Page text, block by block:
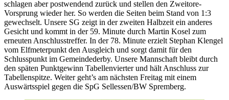
schlagen aber postwendend zurück und stellen den Zweitore-
Vorsprung wieder her. So werden die Seiten beim Stand von 1:3
gewechselt. Unsere SG zeigt in der zweiten Halbzeit ein anderes
Gesicht und kommt in der 59. Minute durch Martin Kosel zum
erneuten Anschlusstreffer. In der 78. Minute erzielt Stephan Klengel
vom Elfmeterpunkt den Ausgleich und sorgt damit für den
Schlusspunkt im Gemeindederby. Unsere Mannschaft bleibt durch
den späten Punktgewinn Tabellenvierter und hält Anschluss zur
Tabellenspitze. Weiter geht’s am nächsten Freitag mit einem
Auswärtsspiel gegen die SpG Sellessen/BW Spremberg.